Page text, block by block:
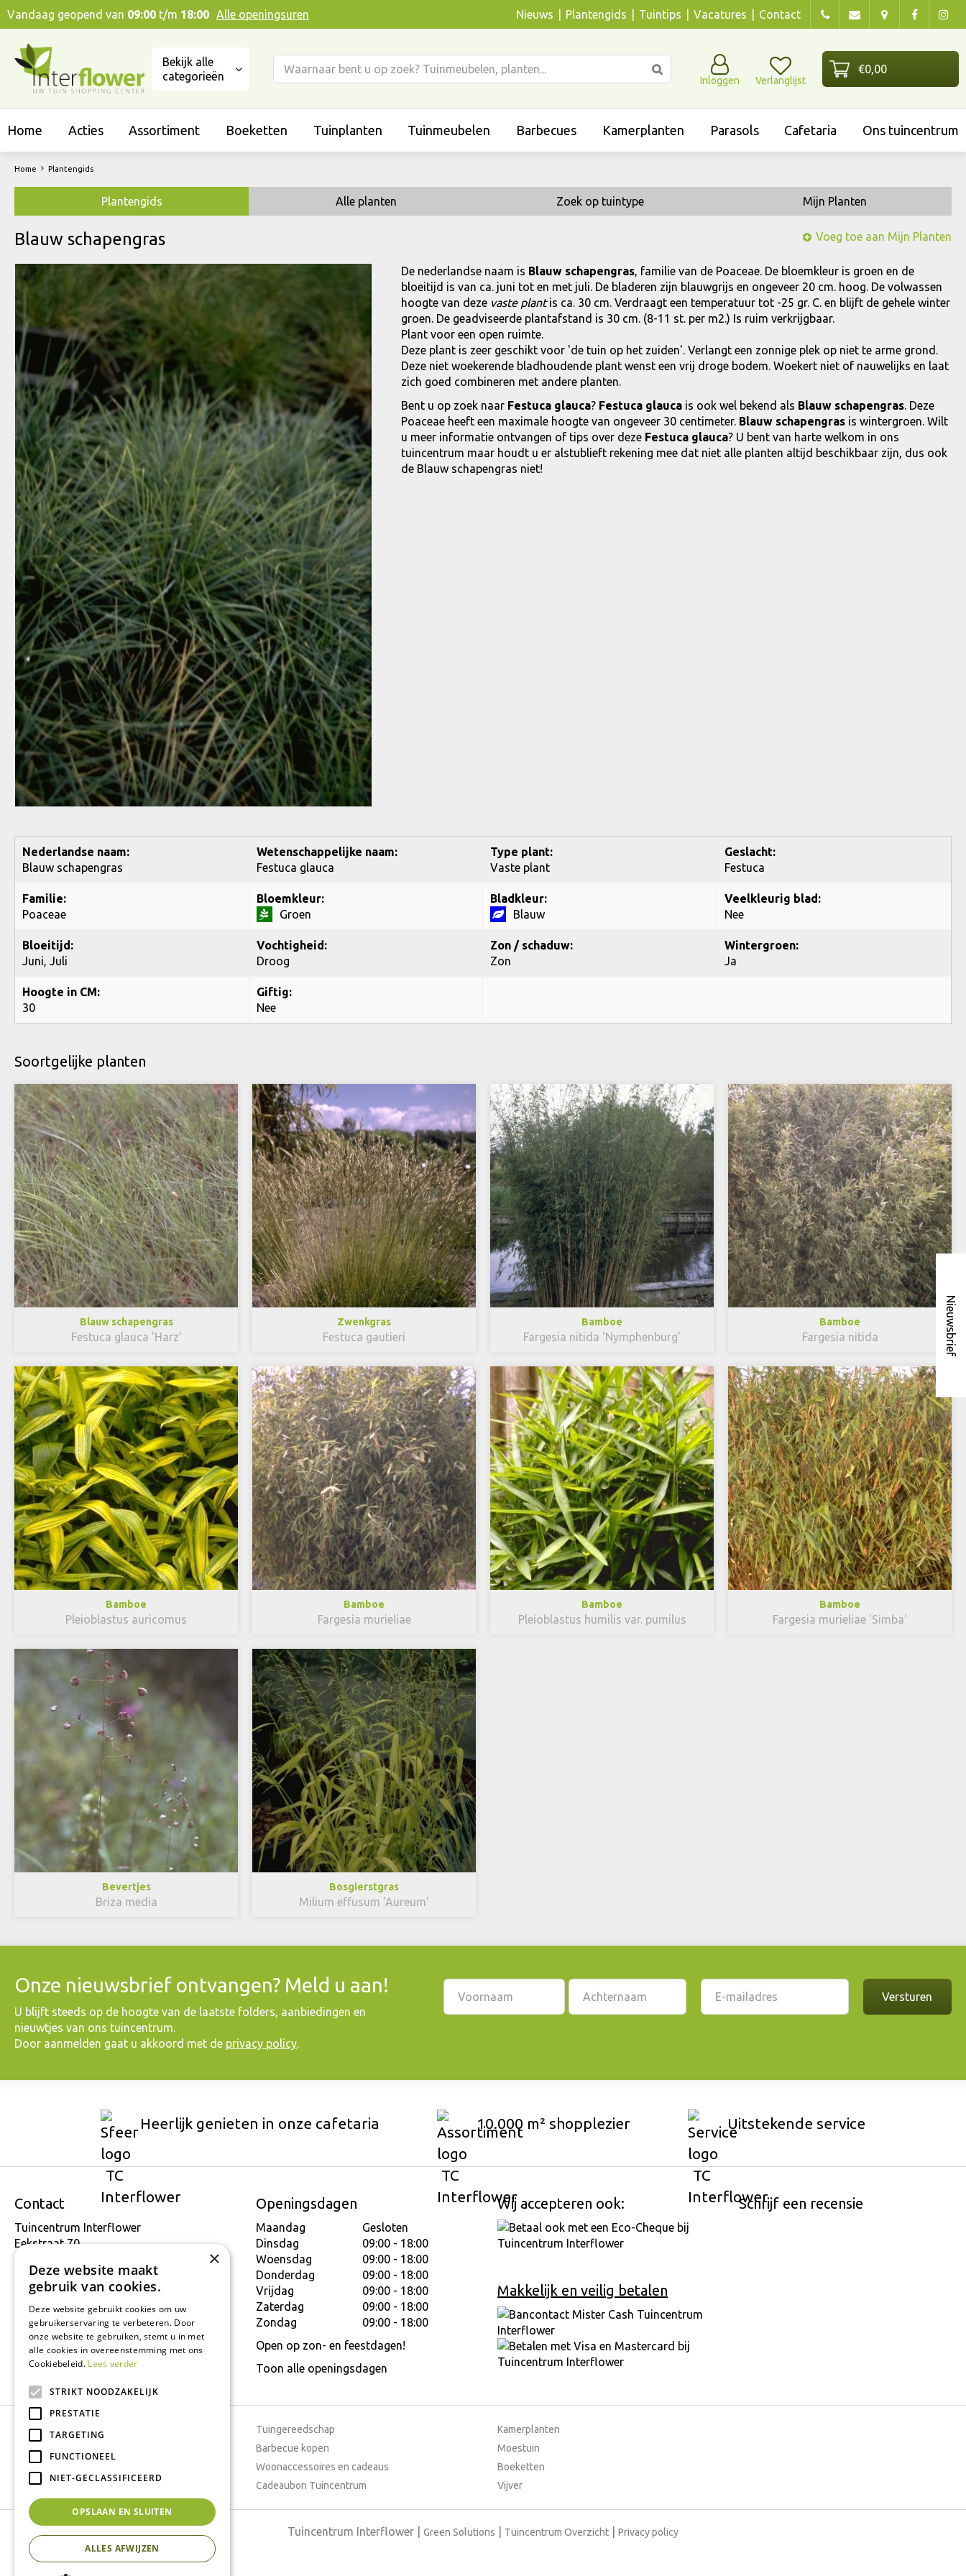
Ga
naar
Home Plantengids
Vandaag geopend van 09:00 t/m 18:00 Alle openingsuren Nieuws Plantengids Tuintips Vacatures Contact
Bekijk alle
categorieën
Inloggen Verlanglijst
Home Acties Assortiment Boeketten Tuinplanten Tuinmeubelen Barbecues Kamerplanten Parasols Cafetaria Ons tuincentrum
Plantengids Alle planten Zoek op tuintype Mijn Planten
Blauw schapengras Voeg toe aan Mijn Planten
De nederlandse naam is Blauw schapengras, familie van de Poaceae. De bloemkleur is groen en de
bloeitijd is van ca. juni tot en met juli. De bladeren zijn blauwgrijs en ongeveer 20 cm. hoog. De volwassen
hoogte van deze vaste plantis ca. 30 cm. Verdraagt een temperatuur tot -25 gr. C. en blijft de gehele winter
groen. De geadviseerde plantafstand is 30 cm. (8-11 st. per m2.) Is ruim verkrijgbaar.
Plant voor een open ruimte.
Deze plant is zeer geschikt voor 'de tuin op het zuiden'. Verlangt een zonnige plek op niet te arme grond.
Deze niet woekerende bladhoudende plant wenst een vrij droge bodem. Woekert niet of nauwelijks en laat
zich goed combineren met andere planten.
Bent u op zoek naar Festuca glauca? Festuca glaucais ook wel bekend als Blauw schapengras. Deze
Poaceae heeft een maximale hoogte van ongeveer 30 centimeter. Blauw schapengras is wintergroen. Wilt
u meer informatie ontvangen of tips over deze Festuca glauca? U bent van harte welkom in ons
tuincentrum maar houdt u er alstublieft rekening mee dat niet alle planten altijd beschikbaar zijn, dus ook
de Blauw schapengras niet!
Nederlandse naam:
Blauw schapengras
Wetenschappelijke naam:
Festuca glauca
Type plant:
Vaste plant
Geslacht:
Festuca
Familie:
Poaceae
Bloemkleur:
Groen
Bladkleur:
Blauw
Veelkleurig blad:
Nee
Bloeitijd:
Juni, Juli
Vochtigheid:
Droog
Zon / schaduw:
Zon
Wintergroen:
Ja
Hoogte in CM:
30
Giftig:
Nee
Soortgelijke planten
Blauw schapengras
Festuca glauca 'Harz'
Zwenkgras
Festuca gautieri
Bamboe
Fargesia nitida 'Nymphenburg'
Bamboe
Fargesia nitida
Bamboe
Pleioblastus auricomus
Bamboe
Fargesia murieliae
Bamboe
Pleioblastus humilis var. pumilus
Bamboe
Fargesia murieliae 'Simba'
Bevertjes
Briza media
Bosgierstgras
Milium effusum 'Aureum'
Onze nieuwsbrief ontvangen? Meld u aan!
​U blijft steeds op de hoogte van de laatste folders, aanbiedingen en
nieuwtjes van ons tuincentrum.
Door aanmelden gaat u akkoord met de privacy policy.
Heerlijk genieten in onze cafetaria 10.000 m² shopplezier Uitstekende service
Contact
Tuincentrum Interflower
Eekstraat 70
+32 934 806 03
info@interflower.be
Openingsdagen
Maandag
Gesloten
Dinsdag
09:00 - 18:00
Woensdag
09:00 - 18:00
Donderdag
09:00 - 18:00
Vrijdag
09:00 - 18:00
Zaterdag
09:00 - 18:00
Zondag
09:00 - 18:00
Open op zon- en feestdagen!
Toon alle openingsdagen
Wij accepteren ook:
Makkelijk en veilig betalen
Schrijf een recensie
Tuincentrum
Dierenwinkel
Tuinplanten
Cafetaria
Tuingereedschap
Barbecue kopen
Woonaccessoires en cadeaus
Cadeaubon Tuincentrum
Kamerplanten
Moestuin
Boeketten
Vijver
Tuincentrum Interflower Green Solutions Tuincentrum Overzicht Privacy policy
Nieuwsbrief
×
Deze website maakt
gebruik van cookies.
Deze website gebruikt cookies om uw
gebruikerservaring te verbeteren. Door
onze website te gebruiken, stemt u in met
alle cookies in overeenstemming met ons
Cookiebeleid. Lees verder
STRIKT NOODZAKELIJK
PRESTATIE
TARGETING
FUNCTIONEEL
NIET-GECLASSIFICEERD
OPSLAAN EN SLUITEN
ALLES AFWIJZEN